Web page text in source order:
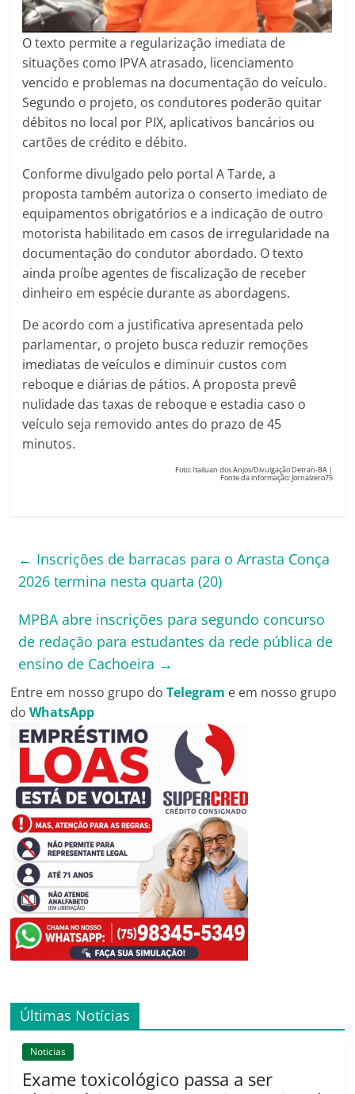
O texto permite a regularização imediata de
situações como IPVA atrasado, licenciamento
vencido e problemas na documentação do veículo.
Segundo o projeto, os condutores poderão quitar
débitos no local por PIX, aplicativos bancários ou
cartões de crédito e débito.
Conforme divulgado pelo portal A Tarde, a
proposta também autoriza o conserto imediato de
equipamentos obrigatórios e a indicação de outro
motorista habilitado em casos de irregularidade na
documentação do condutor abordado. O texto
ainda proíbe agentes de fiscalização de receber
dinheiro em espécie durante as abordagens.
De acordo com a justificativa apresentada pelo
parlamentar, o projeto busca reduzir remoções
imediatas de veículos e diminuir custos com
reboque e diárias de pátios. A proposta prevê
nulidade das taxas de reboque e estadia caso o
veículo seja removido antes do prazo de 45
minutos.
Foto: Itailuan dos Anjos/Divulgação Detran-BA |
Fonte da informação: Jornalzero75
← Inscrições de barracas para o Arrasta Conça
2026 termina nesta quarta (20)
MPBA abre inscrições para segundo concurso
de redação para estudantes da rede pública de
ensino de Cachoeira →
Entre em nosso grupo doTelegram e em nosso grupo
doWhatsApp
Últimas Notícias
Noticias
Exame toxicológico passa a ser